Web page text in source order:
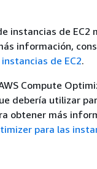
instancias de EC2
información,
de EC2.
Compute
debería utilizar
obtener más
para las